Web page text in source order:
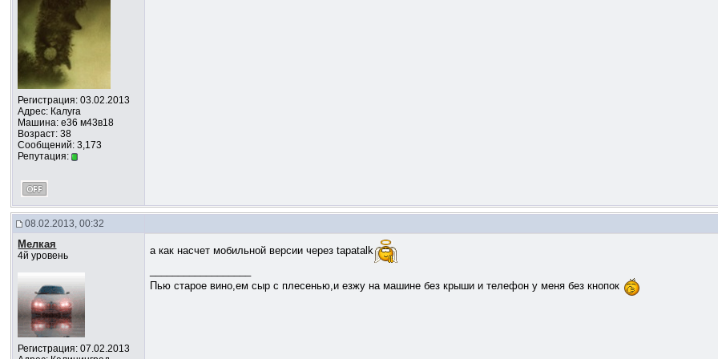
Регистрация: 03.02.2013
Адрес: Калуга
Машина: е36 м43в18
Возраст: 38
Сообщений: 3,173
Репутация:
08.02.2013, 00:32
Мелкая
4й уровень
Регистрация: 07.02.2013
а как насчет мобильной версии через tapatalk
Пью старое вино,ем сыр с плесенью,и езжу на машине без крыши и телефон у меня без кнопок